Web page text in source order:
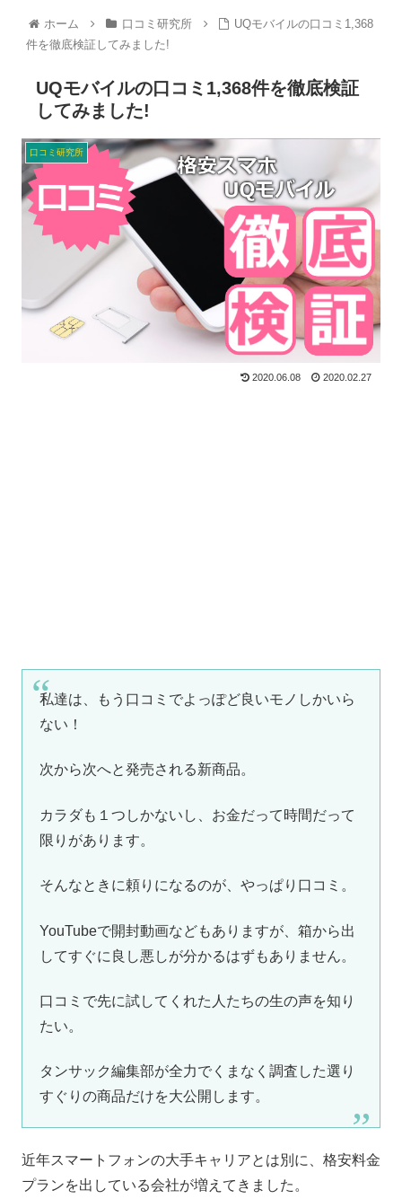
ホーム 口コミ研究所
UQモバイルの口コミ1,368
件を徹底検証してみました!
UQモバイルの口コミ1,368件を徹底検証
してみました!
口コミ研究所
2020.06.08 2020.02.27
私達は、もう口コミでよっぽど良いモノしかいら
ない！
次から次へと発売される新商品。
カラダも１つしかないし、お金だって時間だって
限りがあります。
そんなときに頼りになるのが、やっぱり口コミ。
YouTubeで開封動画などもありますが、箱から出
してすぐに良し悪しが分かるはずもありません。
口コミで先に試してくれた人たちの生の声を知り
たい。
タンサック編集部が全力でくまなく調査した選り
すぐりの商品だけを大公開します。
近年スマートフォンの大手キャリアとは別に、格安料金
プランを出している会社が増えてきました。